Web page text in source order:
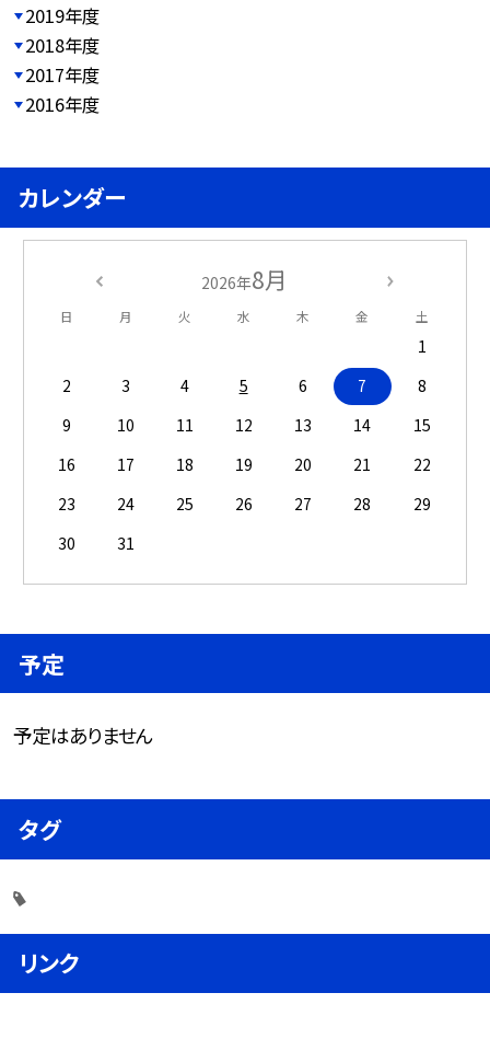
2019年度
2018年度
2017年度
2016年度
カレンダー
2026年8月
日 月 火 水 木 金 土
1
2
3 4 5 6 7
8
9
10 11 12 13 14
15
16
17 18 19 20 21
22
23
24 25 26 27 28
29
30
31
予定
予定はありません
タグ
リンク